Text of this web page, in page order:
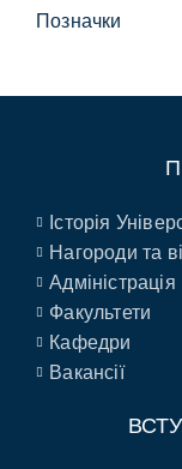
Позначки
Історія
Нагороди та
Адміністрація
Факультети
Кафедри
Вакансії